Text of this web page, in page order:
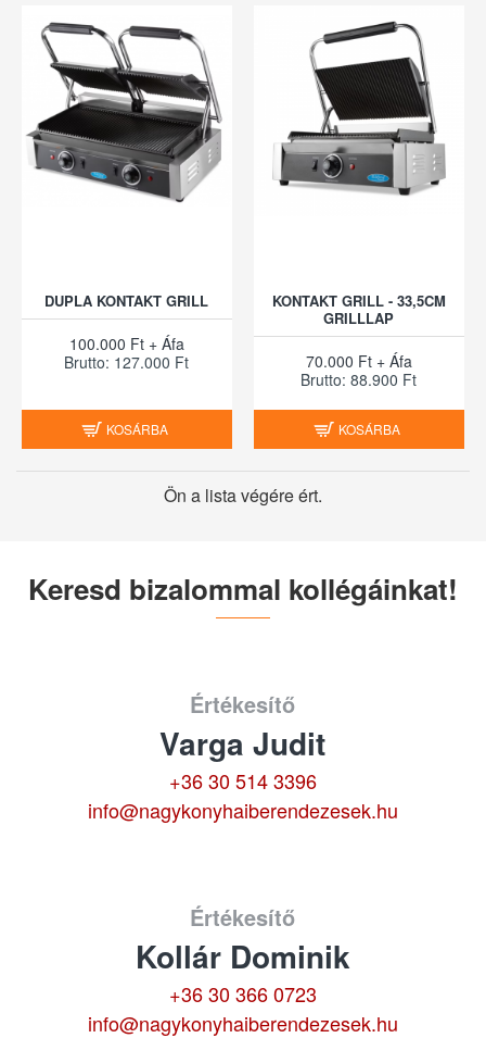
DUPLA KONTAKT GRILL
100.000 Ft + Áfa
Brutto: 127.000 Ft
KOSÁRBA
KONTAKT GRILL - 33,5CM
GRILLLAP
70.000 Ft + Áfa
Brutto: 88.900 Ft
KOSÁRBA
Ön a lista végére ért.
Keresd bizalommal kollégáinkat!
Értékesítő
Varga Judit
+36 30 514 3396
info@nagykonyhaiberendezesek.hu
Értékesítő
Kollár Dominik
+36 30 366 0723
info@nagykonyhaiberendezesek.hu